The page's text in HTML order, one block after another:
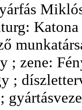
; zene:
;